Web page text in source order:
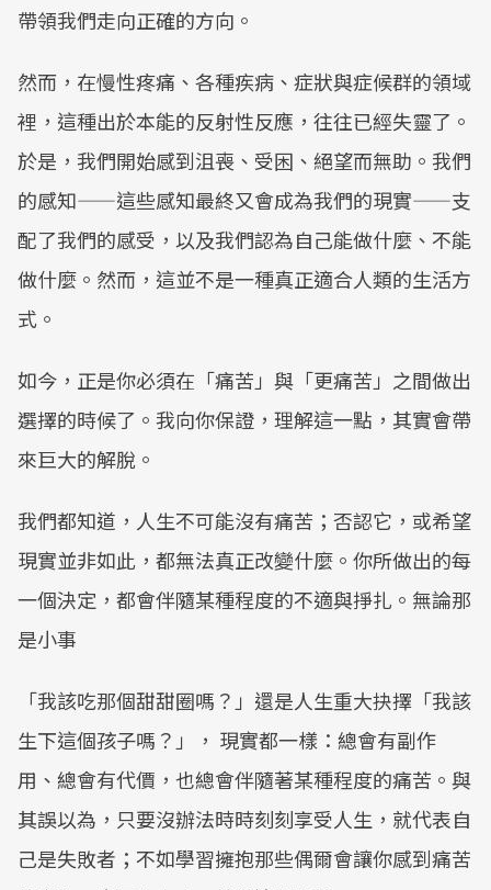
帶領我們走向正確的方向。
然而，在慢性疼痛、各種疾病、症狀與症候群的領域
裡，這種出於本能的反射性反應，往往已經失靈了。
於是，我們開始感到沮喪、受困、絕望而無助。我們
的感知——這些感知最終又會成為我們的現實——支
配了我們的感受，以及我們認為自己能做什麼、不能
做什麼。然而，這並不是一種真正適合人類的生活方
式。
如今，正是你必須在「痛苦」與「更痛苦」之間做出
選擇的時候了。我向你保證，理解這一點，其實會帶
來巨大的解脫。
我們都知道，人生不可能沒有痛苦；否認它，或希望
現實並非如此，都無法真正改變什麼。你所做出的每
一個決定，都會伴隨某種程度的不適與掙扎。無論那
是小事
「我該吃那個甜甜圈嗎？」還是人生重大抉擇「我該
生下這個孩子嗎？」， 現實都一樣：總會有副作
用、總會有代價，也總會伴隨著某種程度的痛苦。與
其誤以為，只要沒辦法時時刻刻享受人生，就代表自
己是失敗者；不如學習擁抱那些偶爾會讓你感到痛苦